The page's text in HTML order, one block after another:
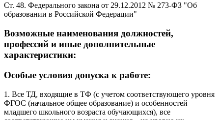
Ст. 48. Федерального закона от 29.12.2012 № 273-ФЗ "Об
образовании в Российской Федерации"
Возможные наименования должностей,
профессий и иные дополнительные
характеристики:
Особые условия допуска к работе:
1. Все ТД, входящие в ТФ (с учетом соответствующего уровня
ФГОС (начальное общее образование) и особенностей
младшего школьного возраста обучающихся), все